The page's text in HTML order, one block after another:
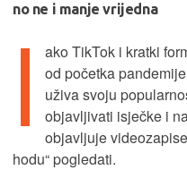
no ne i manje vrijedna
I
ako TikTok i kratki
od početka
uživa svoju
objavljivati isječke i
objavljuje
hodu“ pogledati.